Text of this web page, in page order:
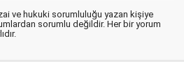
ve hukuki sorumluluğu yazan kişiye
sorumlu değildir. Her bir yorum